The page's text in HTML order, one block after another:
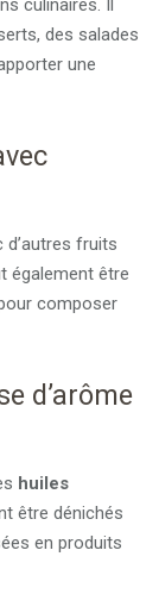
culinaires. Il
des salades
une
d’autres fruits
également être
composer
d’arôme
huiles
être dénichés
en produits